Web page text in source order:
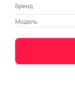
Бренд
Модель